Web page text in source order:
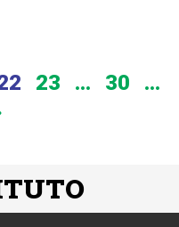
23 ... 30 ...